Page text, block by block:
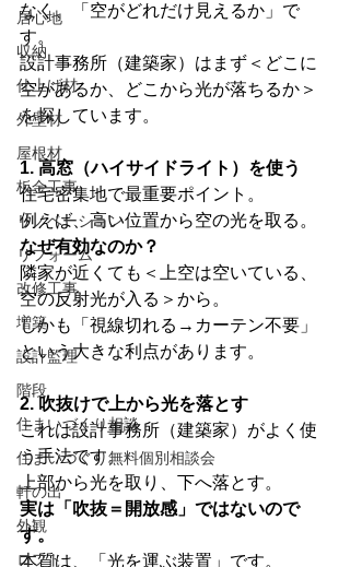
居心地
収納
仕上げ材
外壁材
屋根材
板金工事
リノベーション
リフォーム
改修工事
増築
設計監理
階段
住まいづくり相談
住まいづくり無料個別相談会
軒の出
外観
ロフト
なく、「空がどれだけ見えるか」で
す。
設計事務所（建築家）はまず＜どこに
空があるか、どこから光が落ちるか＞
を探しています。
1. 高窓（ハイサイドライト）を使う
住宅密集地で最重要ポイント。
例えば、高い位置から空の光を取る。
なぜ有効なのか？
隣家が近くても＜上空は空いている、
空の反射光が入る＞から。
しかも「視線切れる→カーテン不要」
という大きな利点があります。
2. 吹抜けで上から光を落とす
これは設計事務所（建築家）がよく使
う手法です。
上部から光を取り、下へ落とす。
実は「吹抜＝開放感」ではないので
す。
本質は、「光を運ぶ装置」です。